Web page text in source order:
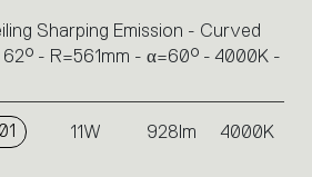
Sharping Emission - Curved
- R=561mm - α=60° - 4000K -
11W 928lm 4000K